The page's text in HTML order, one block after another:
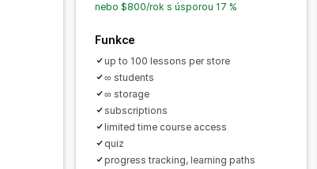
nebo $800/rok s úsporou 17 %
Funkce
up to 100 lessons per store
∞ students
∞ storage
subscriptions
limited time course access
quiz
progress tracking, learning paths